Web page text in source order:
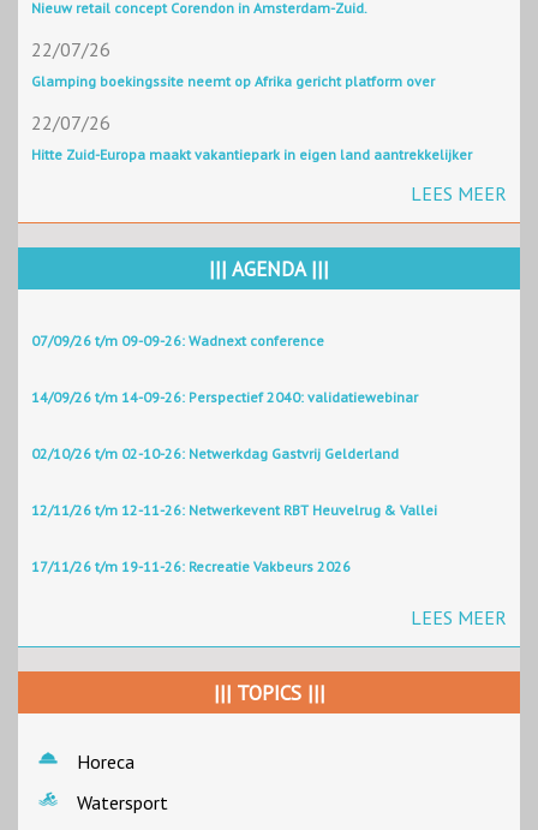
Nieuw retail concept Corendon in Amsterdam-Zuid.
22/07/26
Glamping boekingssite neemt op Afrika gericht platform over
22/07/26
Hitte Zuid-Europa maakt vakantiepark in eigen land aantrekkelijker
LEES MEER
||| AGENDA |||
07/09/26 t/m 09-09-26: Wadnext conference
14/09/26 t/m 14-09-26: Perspectief 2040: validatiewebinar
02/10/26 t/m 02-10-26: Netwerkdag Gastvrij Gelderland
12/11/26 t/m 12-11-26: Netwerkevent RBT Heuvelrug & Vallei
17/11/26 t/m 19-11-26: Recreatie Vakbeurs 2026
LEES MEER
||| TOPICS |||
Horeca
Watersport